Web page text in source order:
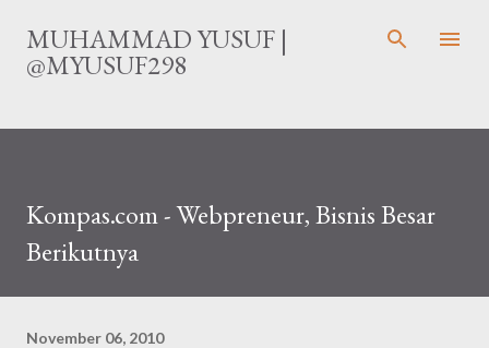
Langsung ke konten utama
MUHAMMAD YUSUF |
@MYUSUF298
Kompas.com - Webpreneur, Bisnis Besar
Berikutnya
November 06, 2010